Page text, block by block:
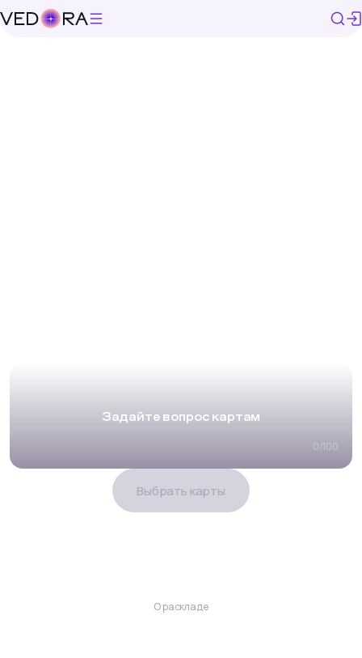
0/100
Задайте вопрос картам
Выбрать карты
О раскладе